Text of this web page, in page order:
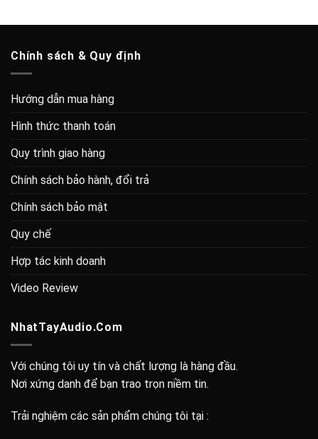
Chính sách & Quy định
Hướng dẫn mua hàng
Hình thức thanh toán
Quy trình giao hàng
Chính sách bảo hành, đổi trả
Chính sách bảo mật
Quy chế
Hợp tác kinh doanh
Video Review
NhatTayAudio.Com
Với chúng tôi uy tín và chất lượng là hàng đầu.
Nơi xứng danh để bạn trao trọn niềm tin.
Trải nghiệm các sản phẩm chúng tôi tại :